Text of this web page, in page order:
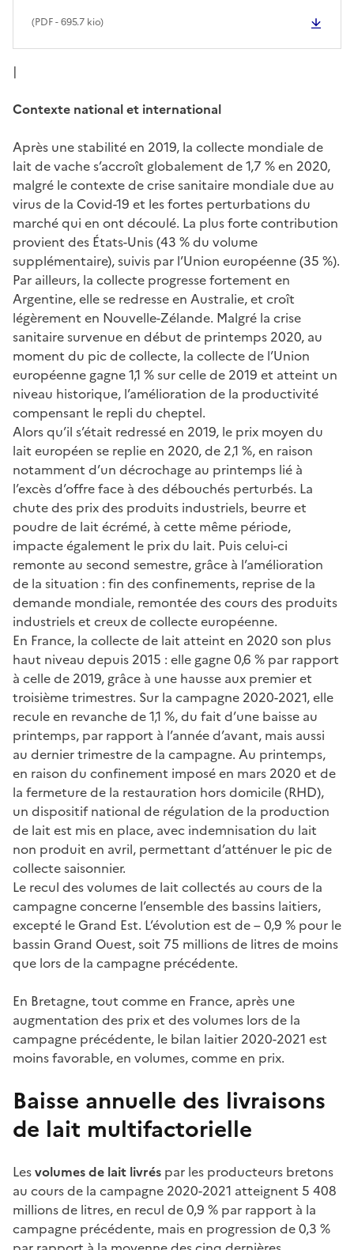
(PDF- 695.7 kio)
|
Contexte national et international
Après une stabilité en 2019, la collecte mondiale de
lait de vache s’accroît globalement de 1,7 % en 2020,
malgré le contexte de crise sanitaire mondiale due au
virus de la Covid-19 et les fortes perturbations du
marché qui en ont découlé. La plus forte contribution
provient des États-Unis (43 % du volume
supplémentaire), suivis par l’Union européenne (35 %).
Par ailleurs, la collecte progresse fortement en
Argentine, elle se redresse en Australie, et croît
légèrement en Nouvelle-Zélande. Malgré la crise
sanitaire survenue en début de printemps 2020, au
moment du pic de collecte, la collecte de l’Union
européenne gagne 1,1 % sur celle de 2019 et atteint un
niveau historique, l’amélioration de la productivité
compensant le repli du cheptel.
Alors qu’il s’était redressé en 2019, le prix moyen du
lait européen se replie en 2020, de 2,1 %, en raison
notamment d’un décrochage au printemps lié à
l’excès d’offre face à des débouchés perturbés. La
chute des prix des produits industriels, beurre et
poudre de lait écrémé, à cette même période,
impacte également le prix du lait. Puis celui-ci
remonte au second semestre, grâce à l’amélioration
de la situation : fin des confinements, reprise de la
demande mondiale, remontée des cours des produits
industriels et creux de collecte européenne.
En France, la collecte de lait atteint en 2020 son plus
haut niveau depuis 2015 : elle gagne 0,6 % par rapport
à celle de 2019, grâce à une hausse aux premier et
troisième trimestres. Sur la campagne 2020-2021, elle
recule en revanche de 1,1 %, du fait d’une baisse au
printemps, par rapport à l’année d’avant, mais aussi
au dernier trimestre de la campagne. Au printemps,
en raison du confinement imposé en mars 2020 et de
la fermeture de la restauration hors domicile (RHD),
un dispositif national de régulation de la production
de lait est mis en place, avec indemnisation du lait
non produit en avril, permettant d’atténuer le pic de
collecte saisonnier.
Le recul des volumes de lait collectés au cours de la
campagne concerne l’ensemble des bassins laitiers,
excepté le Grand Est. L’évolution est de – 0,9 % pour le
bassin Grand Ouest, soit 75 millions de litres de moins
que lors de la campagne précédente.
En Bretagne, tout comme en France, après une
augmentation des prix et des volumes lors de la
campagne précédente, le bilan laitier 2020-2021 est
moins favorable, en volumes, comme en prix.
Baisse annuelle des livraisons
de lait multifactorielle
Lesvolumes de lait livrés par les producteurs bretons
au cours de la campagne 2020-2021 atteignent 5 408
millions de litres, en recul de 0,9 % par rapport à la
campagne précédente, mais en progression de 0,3 %